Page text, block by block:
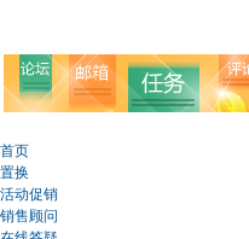
首页
置换
活动促销
销售顾问